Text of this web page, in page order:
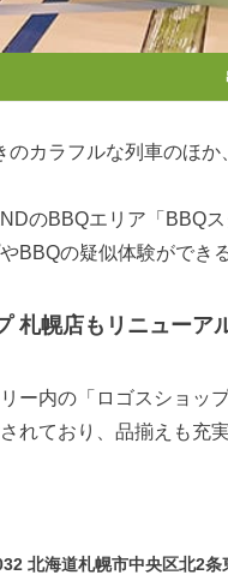
のカラフルな列車のほ
のBBQエリア「BBQ
BBQの疑似体験ができ
札幌店もリニューア
ー内の「ロゴスショッ
れており、品揃えも充
北海道札幌市中央区北2